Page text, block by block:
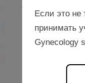
Если это не
принимать
Gynecology